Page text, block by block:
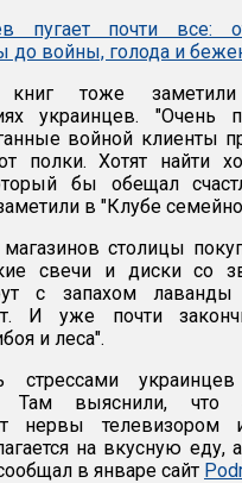
пугает почти все:
до войны, голода и
книг тоже
украинцев. "Очень
войной клиенты
полки. Хотят найти
бы обещал
в "Клубе
столицы
свечи и диски со
с запахом
И уже почти
и леса".
стрессами
Там выяснили, что
нервы телевизором
на вкусную еду,
в январе сайт